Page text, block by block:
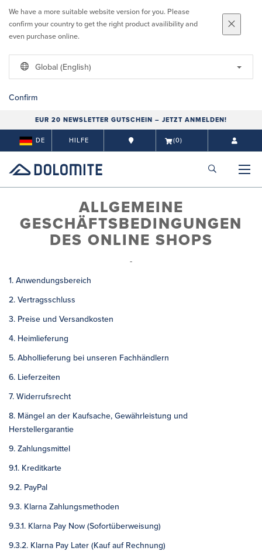
We have a more suitable website version for you. Please
confirm your country to get the right product availibility and
even purchase online.
Global (English)
Confirm
EUR 20 NEWSLETTER GUTSCHEIN – JETZT ANMELDEN!
DE HILFE (0)
ALLGEMEINE
GESCHÄFTSBEDINGUNGEN
DES ONLINE SHOPS
-
1. Anwendungsbereich
2. Vertragsschluss
3. Preise und Versandkosten
4. Heimlieferung
5. Abhollieferung bei unseren Fachhändlern
6. Lieferzeiten
7. Widerrufsrecht
8. Mängel an der Kaufsache, Gewährleistung und
Herstellergarantie
9. Zahlungsmittel
9.1. Kreditkarte
9.2. PayPal
9.3. Klarna Zahlungsmethoden
9.3.1. Klarna Pay Now (Sofortüberweisung)
9.3.2. Klarna Pay Later (Kauf auf Rechnung)